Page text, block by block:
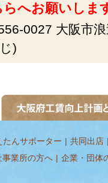
へお願いしま
0027 大阪市
)
たんサポーター | 共同出店
事業所の方へ | 企業・団体